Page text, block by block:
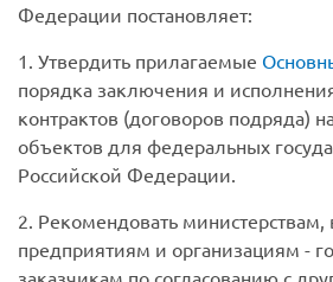
Федерации постановляет:
1. Утвердить прилагаемые
порядка заключения и
контрактов (договоров подряда)
объектов для федеральных
Российской Федерации.
2. Рекомендовать министерствам,
предприятиям и организациям -